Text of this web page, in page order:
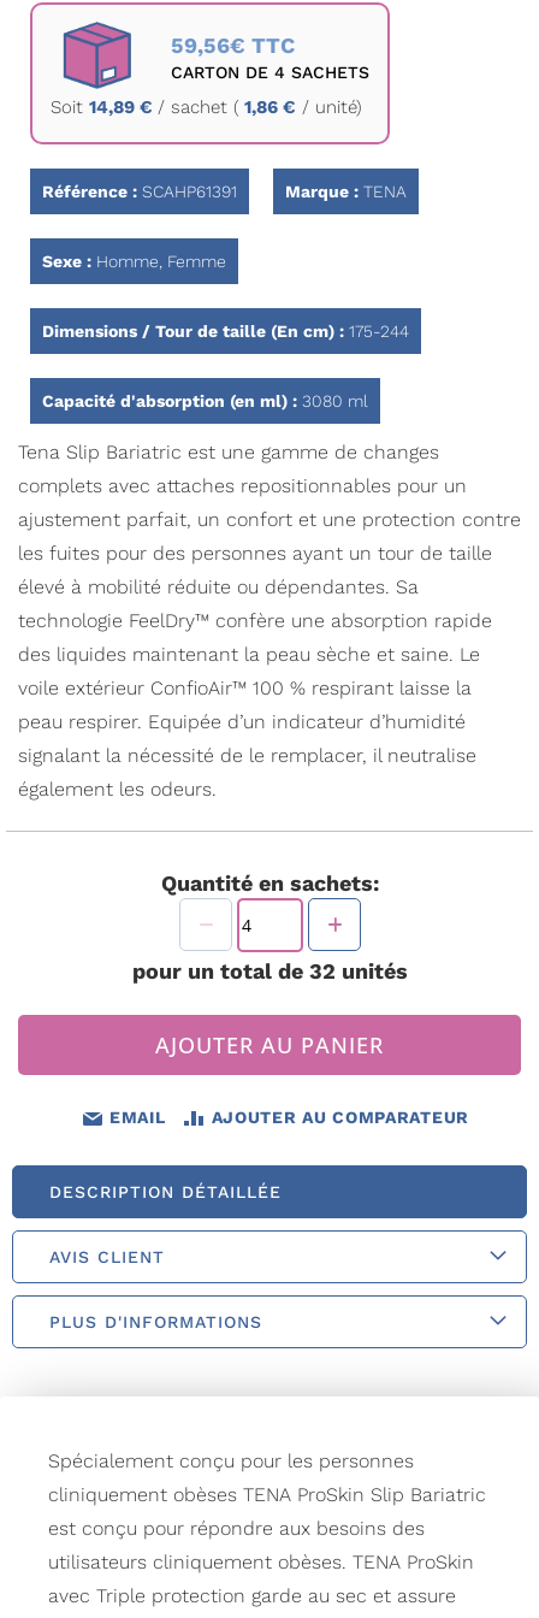
Passer
Galerie
59,56€ TTC
CARTON DE 4 SACHETS
Soit 14,89 € / sachet ( 1,86 € / unité)
Référence : SCAHP61391 Marque : TENA
Sexe : Homme, Femme
Dimensions / Tour de taille (En cm) : 175-244
Capacité d'absorption (en ml) : 3080 ml
Tena Slip Bariatric est une gamme de changes
complets avec attaches repositionnables pour un
ajustement parfait, un confort et une protection contre
les fuites pour des personnes ayant un tour de taille
élevé à mobilité réduite ou dépendantes. Sa
technologie FeelDry™ confère une absorption rapide
des liquides maintenant la peau sèche et saine. Le
voile extérieur ConfioAir™ 100 % respirant laisse la
peau respirer. Equipée d’un indicateur d’humidité
signalant la nécessité de le remplacer, il neutralise
également les odeurs.
Quantité en sachets:
pour un total de 32 unités
AJOUTER AU PANIER
EMAIL AJOUTER AU COMPARATEUR
DESCRIPTION DÉTAILLÉE
AVIS CLIENT
PLUS D'INFORMATIONS
Spécialement conçu pour les personnes
cliniquement obèses TENA ProSkin Slip Bariatric
est conçu pour répondre aux besoins des
utilisateurs cliniquement obèses. TENA ProSkin
avec Triple protection garde au sec et assure